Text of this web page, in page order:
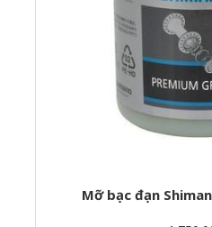
Mỡ bạc đạn